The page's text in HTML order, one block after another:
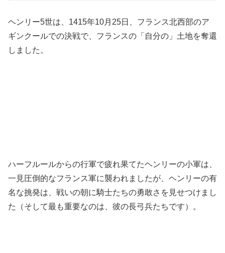
ヘンリー5世は、1415年10月25日、フランス北西部のア
ギンクールでの決戦で、フランスの「自分の」土地を奪還
しました。
ハーフルールからの行軍で疲れ果てたヘンリーの小軍は、
一見圧倒的なフランス軍に襲われましたが、ヘンリーの有
名な挑発は、戦いの朝に騎士たちの勇敢さを見せつけまし
た（そして最も重要なのは、彼の長弓兵たちです）。